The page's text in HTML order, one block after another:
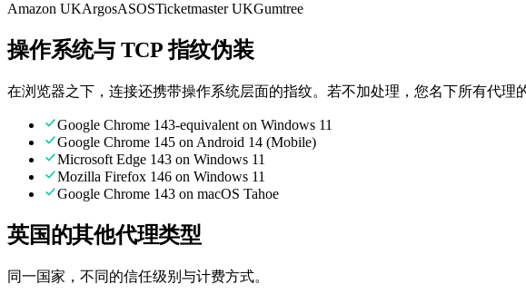
Amazon UKArgosASOSTicketmaster UKGumtree
操作系统与 TCP 指纹伪装
在浏览器之下，连接还携带操作系统层面的指纹。若不加处理，您名下所有代理
Google Chrome 143-equivalent on Windows 11
Google Chrome 145 on Android 14 (Mobile)
Microsoft Edge 143 on Windows 11
Mozilla Firefox 146 on Windows 11
Google Chrome 143 on macOS Tahoe
英国的其他代理类型
同一国家，不同的信任级别与计费方式。